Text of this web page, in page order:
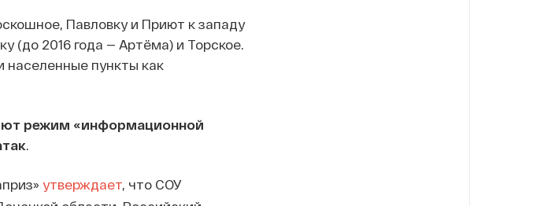
Павловку и Приют к западу
(до 2016 года — Артёма) и Торское.
населенные пункты как
режим «информационной
утверждает, что СОУ